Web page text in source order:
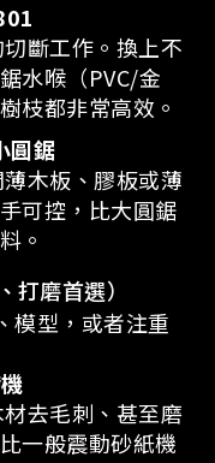
斷工作。換上不
水喉（PVC/金
枝都非常高效。
圓鋸
木板、膠板或薄
可控，比大圓鋸
。
打磨首選）
模型，或者注重
去毛刺、甚至磨
一般震動砂紙機